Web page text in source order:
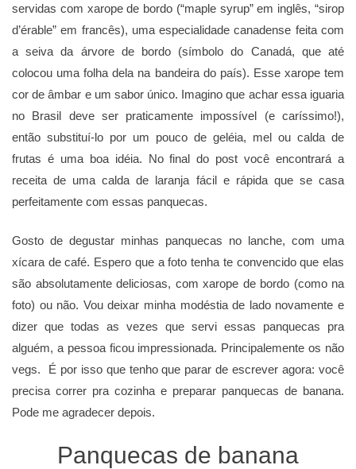
servidas com xarope de bordo (“maple syrup” em inglês, “sirop
d’érable” em francês), uma especialidade canadense feita com
a seiva da árvore de bordo (símbolo do Canadá, que até
colocou uma folha dela na bandeira do país). Esse xarope tem
cor de âmbar e um sabor único. Imagino que achar essa iguaria
no Brasil deve ser praticamente impossível (e caríssimo!),
então substituí-lo por um pouco de geléia, mel ou calda de
frutas é uma boa idéia. No final do post você encontrará a
receita de uma calda de laranja fácil e rápida que se casa
perfeitamente com essas panquecas.
Gosto de degustar minhas panquecas no lanche, com uma
xícara de café. Espero que a foto tenha te convencido que elas
são absolutamente deliciosas, com xarope de bordo (como na
foto) ou não. Vou deixar minha modéstia de lado novamente e
dizer que todas as vezes que servi essas panquecas pra
alguém, a pessoa ficou impressionada. Principalemente os não
vegs. É por isso que tenho que parar de escrever agora: você
precisa correr pra cozinha e preparar panquecas de banana.
Pode me agradecer depois.
Panquecas de banana